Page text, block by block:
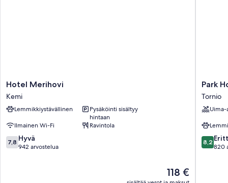
Hotel
Merihovi
Kemi
Hotel Merihovi
Kemi
Lemmikkiystävällinen
Pysäköinti sisältyy
hintaan
Ilmainen Wi-Fi
Ravintola
7.8
kautta
7,8 Hyvä
942 arvostelua
Hinta
on
118 €
Park
Hotel
Tornio
Tornio
Park
Tornio
Uima-
8.2
kautta
8,2
820